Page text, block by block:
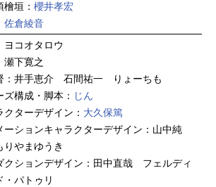
垣： 櫻井孝宏
佐倉綾音
ヨコオタロウ
瀬下寛之
：井手恵介 石間祐一 りょーちも
ズ構成・脚本： じん
クターデザイン： 大久保篤
ーションキャラクターデザイン：山中純
やまゆうき
クションデザイン：田中直哉 フェルディ
・パトゥリ